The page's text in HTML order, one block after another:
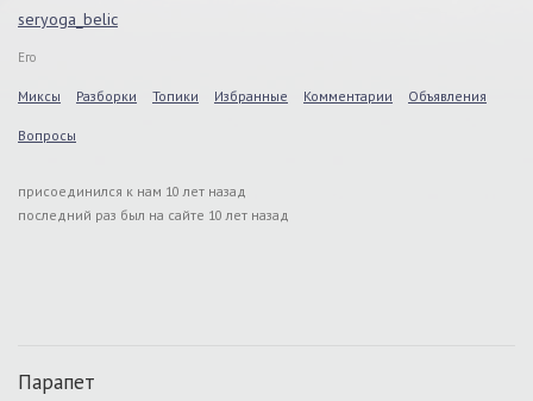
seryoga_belic
Его
Миксы Разборки Топики Избранные Комментарии Объявления
Вопросы
присоединился к нам 10 лет назад
последний раз был на сайте 10 лет назад
Парапет